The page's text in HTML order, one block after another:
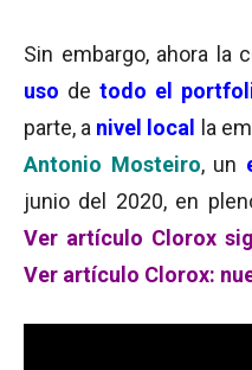
Sin embargo, ahora la
uso de todo el
parte, a nivel local
la
Antonio Mosteiro, un
junio del 2020, en
Ver artículo Clorox
Ver artículo Clorox: